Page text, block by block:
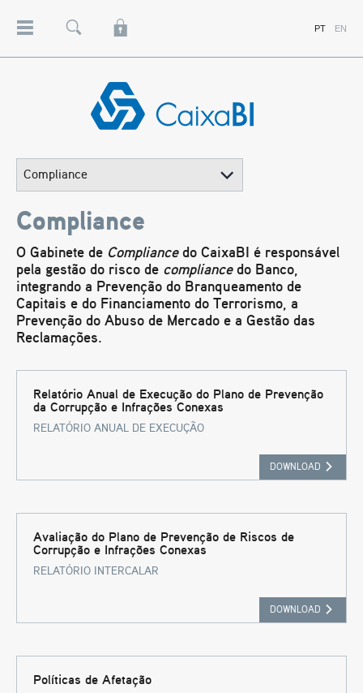
PT EN
RESEARCH
PROJETOS
CLIENTES INSTITUCIONAIS
CONTRAPARTES
GeralCompliance
O Gabinete de Compliancedo CaixaBI é responsável
pela gestão do risco de compliancedo Banco,
integrando a Prevenção do Branqueamento de
Capitais e do Financiamento do Terrorismo, a
Prevenção do Abuso de Mercado e a Gestão das
Reclamações.
Relatório Anual de Execução do Plano de Prevenção
da Corrupção e Infrações Conexas
RELATÓRIO ANUAL DE EXECUÇÃO
DOWNLOAD
Avaliação do Plano de Prevenção de Riscos de
Corrupção e Infrações Conexas
RELATÓRIO INTERCALAR
DOWNLOAD
Políticas de Afetação